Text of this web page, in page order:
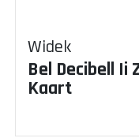
Widek
Bel Decibell Ii
Kaart